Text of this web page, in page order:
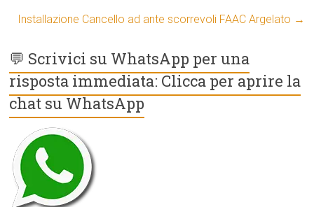
Installazione Cancello ad ante scorrevoli FAAC Argelato →
💬 Scrivici su WhatsApp per una
risposta immediata: Clicca per aprire la
chat su WhatsApp